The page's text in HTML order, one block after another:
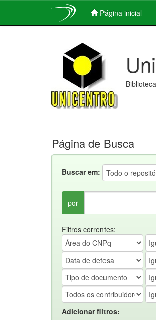
Página inicial
Página de Busca
Buscar em:
por
Filtros correntes:
Adicionar filtros: